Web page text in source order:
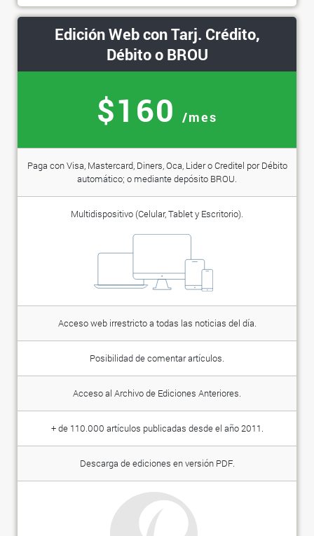
Edición Web con Tarj. Crédito,
Débito o BROU
$160 /mes
Paga con Visa, Mastercard, Diners, Oca, Lider o Creditel por Débito
automático; o mediante depósito BROU.
Multidispositivo (Celular, Tablet y Escritorio).
Acceso web irrestricto a todas las noticias del día.
Posibilidad de comentar artículos.
Acceso al Archivo de Ediciones Anteriores.
+ de 110.000 artículos publicadas desde el año 2011.
Descarga de ediciones en versión PDF.